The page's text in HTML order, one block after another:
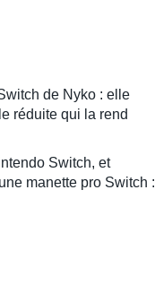
de Nyko : elle
réduite qui la rend
Switch, et
manette pro Switch :